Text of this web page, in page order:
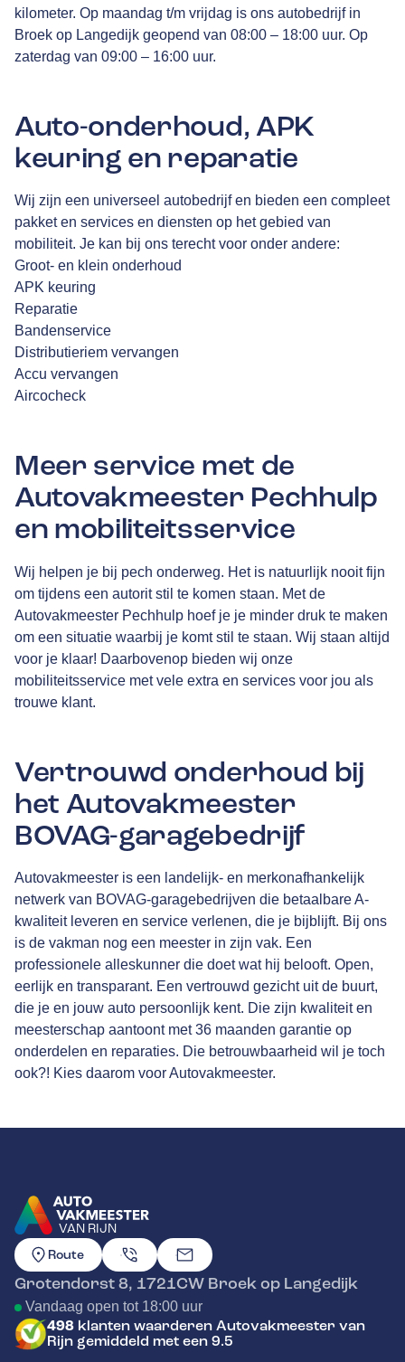
kilometer. Op maandag t/m vrijdag is ons autobedrijf in
Broek op Langedijk geopend van 08:00 – 18:00 uur. Op
zaterdag van 09:00 – 16:00 uur.
Auto-onderhoud, APK
keuring en reparatie
Wij zijn een universeel autobedrijf en bieden een compleet
pakket en services en diensten op het gebied van
mobiliteit. Je kan bij ons terecht voor onder andere:
Groot- en klein onderhoud
APK keuring
Reparatie
Bandenservice
Distributieriem vervangen
Accu vervangen
Aircocheck
Meer service met de
Autovakmeester Pechhulp
en mobiliteitsservice
Wij helpen je bij pech onderweg. Het is natuurlijk nooit fijn
om tijdens een autorit stil te komen staan. Met de
Autovakmeester Pechhulp hoef je je minder druk te maken
om een situatie waarbij je komt stil te staan. Wij staan altijd
voor je klaar! Daarbovenop bieden wij onze
mobiliteitsservice met vele extra en services voor jou als
trouwe klant.
Vertrouwd onderhoud bij
het Autovakmeester
BOVAG-garagebedrijf
Autovakmeester is een landelijk- en merkonafhankelijk
netwerk van BOVAG-garagebedrijven die betaalbare A-
kwaliteit leveren en service verlenen, die je bijblijft. Bij ons
is de vakman nog een meester in zijn vak. Een
professionele alleskunner die doet wat hij belooft. Open,
eerlijk en transparant. Een vertrouwd gezicht uit de buurt,
die je en jouw auto persoonlijk kent. Die zijn kwaliteit en
meesterschap aantoont met36 maanden garantie op
onderdelen en reparaties. Die betrouwbaarheid wil je toch
ook?! Kies daarom voor Autovakmeester.
VAN RIJN
GA NAAR DE HOMEPAGINA
Route
Grotendorst 8, 1721CW Broek op Langedijk
Vandaag open tot 18:00 uur
498 klanten waarderen Autovakmeester van
Rijn gemiddeld met een 9.5